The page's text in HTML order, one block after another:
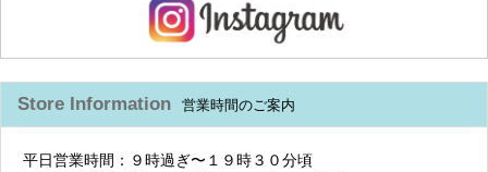
Store Information 営業時間のご案内
平日営業時間：９時過ぎ〜１９時３０分頃